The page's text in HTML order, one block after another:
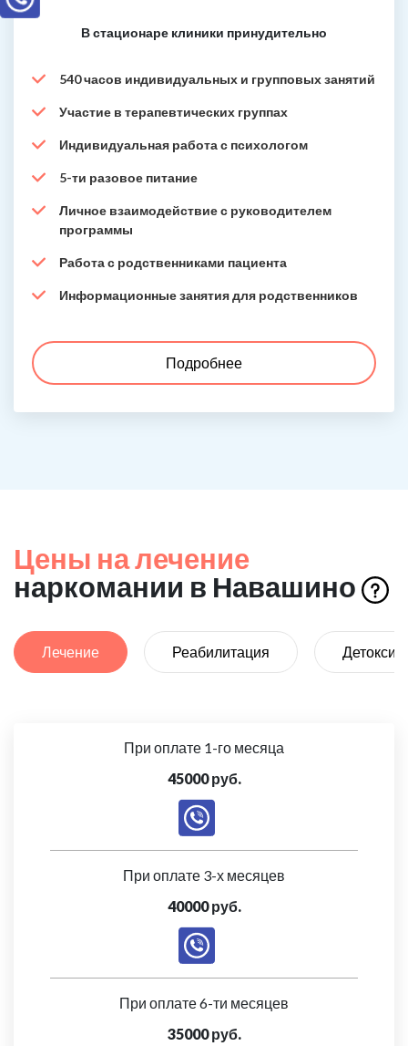
В стационаре клиники принудительно
540 часов индивидуальных и групповых занятий
Участие в терапевтических группах
Индивидуальная работа с психологом
5-ти разовое питание
Личное взаимодействие с руководителем
программы
Работа с родственниками пациента
Информационные занятия для родственников
Подробнее
Цены на лечение
наркомании в Навашино
Лечение Реабилитация
При оплате 1-го месяца
45000 руб.
При оплате 3-х месяцев
40000 руб.
При оплате 6-ти месяцев
35000 руб.